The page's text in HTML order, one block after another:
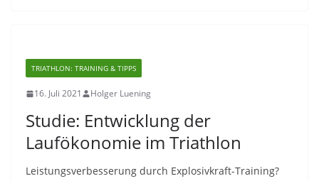
TRIATHLON: TRAINING & TIPPS
16. Juli 2021 Holger Luening
Studie: Entwicklung der
Laufökonomie im Triathlon
Leistungsverbesserung durch Explosivkraft-Training?